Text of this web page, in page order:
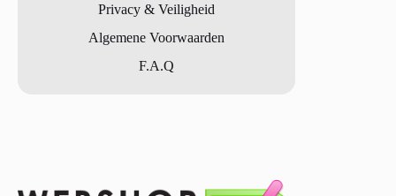
Privacy & Veiligheid
Algemene Voorwaarden
F.A.Q